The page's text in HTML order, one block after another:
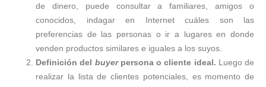
de dinero, puede consultar a familiares, amigos o
conocidos, indagar en Internet cuáles son las
preferencias de las personas o ir a lugares en donde
venden productos similares e iguales a los suyos.
Definición del buyerpersona o cliente ideal. Luego de
realizar la lista de clientes potenciales, es momento de